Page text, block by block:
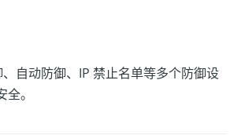
自动防御、IP 禁止名单等多个防御设
。